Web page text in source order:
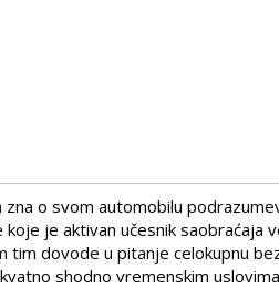
svom automobilu
je aktivan učesnik
tim dovode u pitanje celokupnu
shodno vremenskim